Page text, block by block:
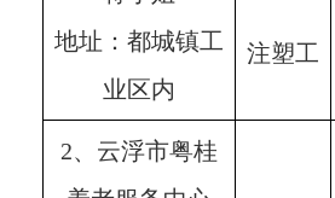
地址：都城镇工
业区内
注塑工
2、云浮市粤桂